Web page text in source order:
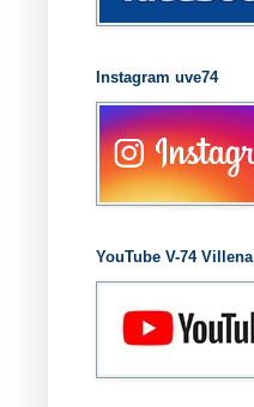
Instagram uve74
YouTube V-74 Villena